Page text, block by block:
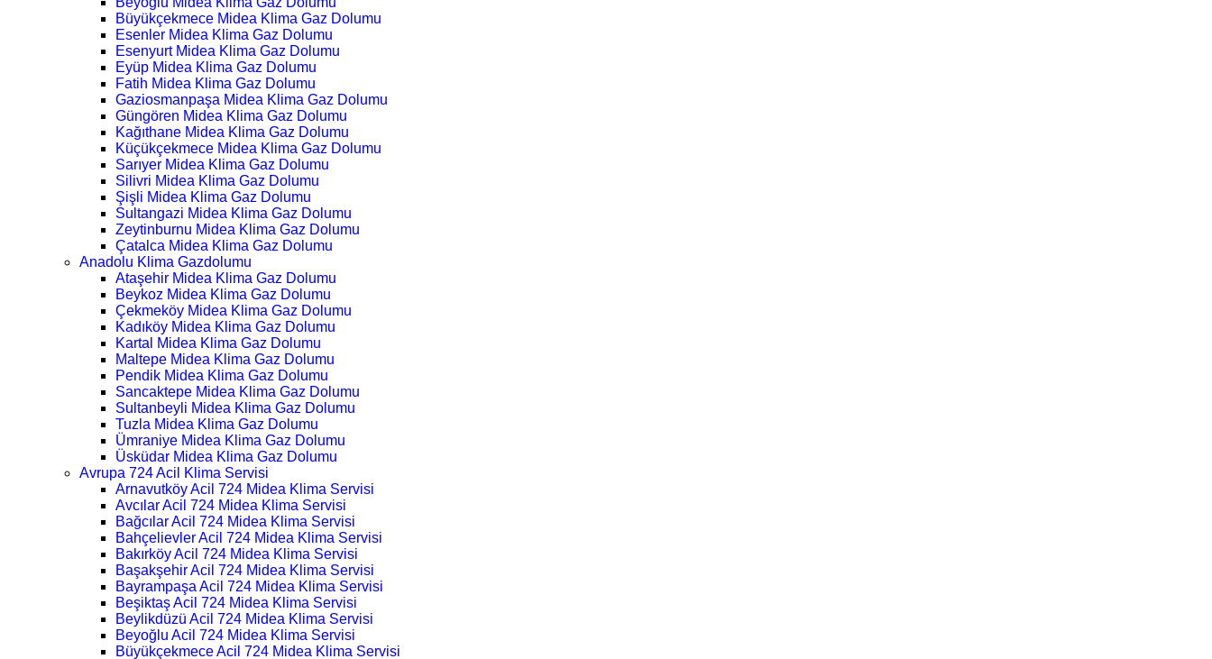
Büyükçekmece Midea Klima Gaz Dolumu
Esenler Midea Klima Gaz Dolumu
Esenyurt Midea Klima Gaz Dolumu
Eyüp Midea Klima Gaz Dolumu
Fatih Midea Klima Gaz Dolumu
Gaziosmanpaşa Midea Klima Gaz Dolumu
Güngören Midea Klima Gaz Dolumu
Kağıthane Midea Klima Gaz Dolumu
Küçükçekmece Midea Klima Gaz Dolumu
Sarıyer Midea Klima Gaz Dolumu
Silivri Midea Klima Gaz Dolumu
Şişli Midea Klima Gaz Dolumu
Sultangazi Midea Klima Gaz Dolumu
Zeytinburnu Midea Klima Gaz Dolumu
Çatalca Midea Klima Gaz Dolumu
Anadolu Klima Gazdolumu
Ataşehir Midea Klima Gaz Dolumu
Beykoz Midea Klima Gaz Dolumu
Çekmeköy Midea Klima Gaz Dolumu
Kadıköy Midea Klima Gaz Dolumu
Kartal Midea Klima Gaz Dolumu
Maltepe Midea Klima Gaz Dolumu
Pendik Midea Klima Gaz Dolumu
Sancaktepe Midea Klima Gaz Dolumu
Sultanbeyli Midea Klima Gaz Dolumu
Tuzla Midea Klima Gaz Dolumu
Ümraniye Midea Klima Gaz Dolumu
Üsküdar Midea Klima Gaz Dolumu
Avrupa 724 Acil Klima Servisi
Arnavutköy Acil 724 Midea Klima Servisi
Avcılar Acil 724 Midea Klima Servisi
Bağcılar Acil 724 Midea Klima Servisi
Bahçelievler Acil 724 Midea Klima Servisi
Bakırköy Acil 724 Midea Klima Servisi
Başakşehir Acil 724 Midea Klima Servisi
Bayrampaşa Acil 724 Midea Klima Servisi
Beşiktaş Acil 724 Midea Klima Servisi
Beylikdüzü Acil 724 Midea Klima Servisi
Beyoğlu Acil 724 Midea Klima Servisi
Büyükçekmece Acil 724 Midea Klima Servisi